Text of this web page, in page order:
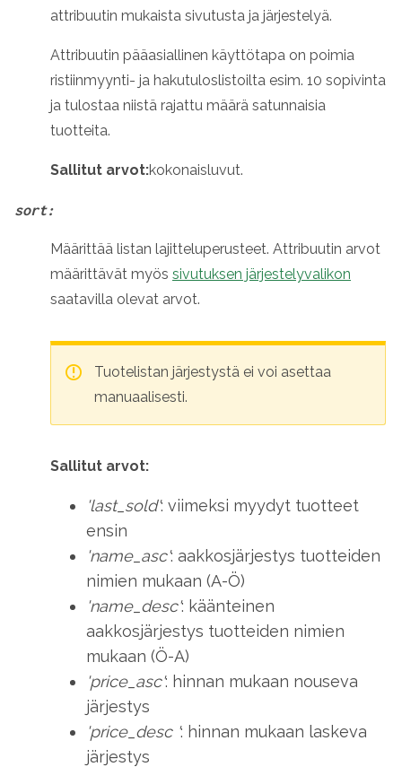
attribuutin mukaista sivutusta ja järjestelyä.
Attribuutin pääasiallinen käyttötapa on poimia
ristiinmyynti- ja hakutuloslistoilta esim. 10 sopivinta
ja tulostaa niistä rajattu määrä satunnaisia
tuotteita.
Sallitut arvot:kokonaisluvut.
sort:
Määrittää listan lajitteluperusteet. Attribuutin arvot
määrittävät myös sivutuksen järjestelyvalikon
saatavilla olevat arvot.
Tuotelistan järjestystä ei voi asettaa
manuaalisesti.
Sallitut arvot:
'last_sold': viimeksi myydyt tuotteet
ensin
'name_asc': aakkosjärjestys tuotteiden
nimien mukaan (A-Ö)
'name_desc': käänteinen
aakkosjärjestys tuotteiden nimien
mukaan (Ö-A)
'price_asc': hinnan mukaan nouseva
järjestys
'price_desc ': hinnan mukaan laskeva
järjestys